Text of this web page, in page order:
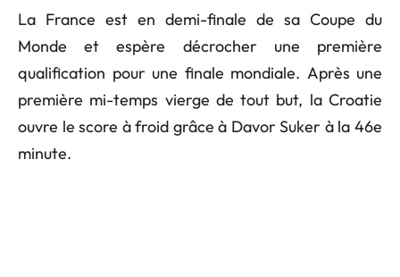
La France est en demi-finale de sa Coupe du
Monde et espère décrocher une première
qualification pour une finale mondiale. Après une
première mi-temps vierge de tout but, la Croatie
ouvre le score à froid grâce à Davor Suker à la 46e
minute.